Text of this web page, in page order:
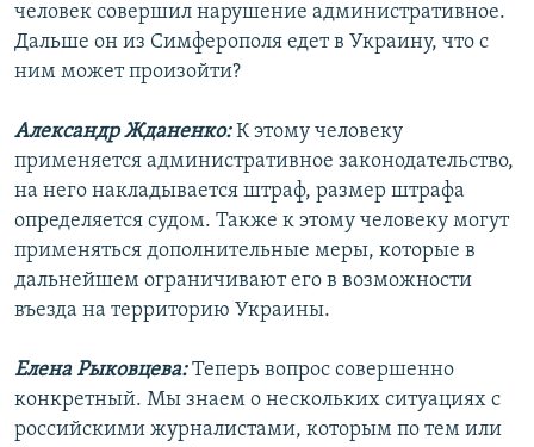
человек совершил нарушение административное.
Дальше он из Симферополя едет в Украину, что с
ним может произойти?
Александр Жданенко:К этому человеку
применяется административное законодательство,
на него накладывается штраф, размер штрафа
определяется судом. Также к этому человеку могут
применяться дополнительные меры, которые в
дальнейшем ограничивают его в возможности
въезда на территорию Украины.
Елена Рыковцева:Теперь вопрос совершенно
конкретный. Мы знаем о нескольких ситуациях с
российскими журналистами, которым по тем или